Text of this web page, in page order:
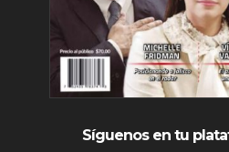
Síguenos en tu